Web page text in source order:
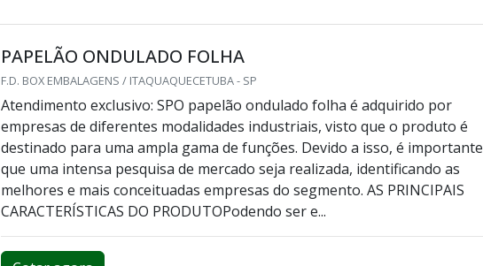
PAPELÃO ONDULADO FOLHA
F.D. BOX EMBALAGENS / ITAQUAQUECETUBA - SP
Atendimento exclusivo: SPO papelão ondulado folha é adquirido por
empresas de diferentes modalidades industriais, visto que o produto é
destinado para uma ampla gama de funções. Devido a isso, é importante
que uma intensa pesquisa de mercado seja realizada, identificando as
melhores e mais conceituadas empresas do segmento. AS PRINCIPAIS
CARACTERÍSTICAS DO PRODUTOPodendo ser e...